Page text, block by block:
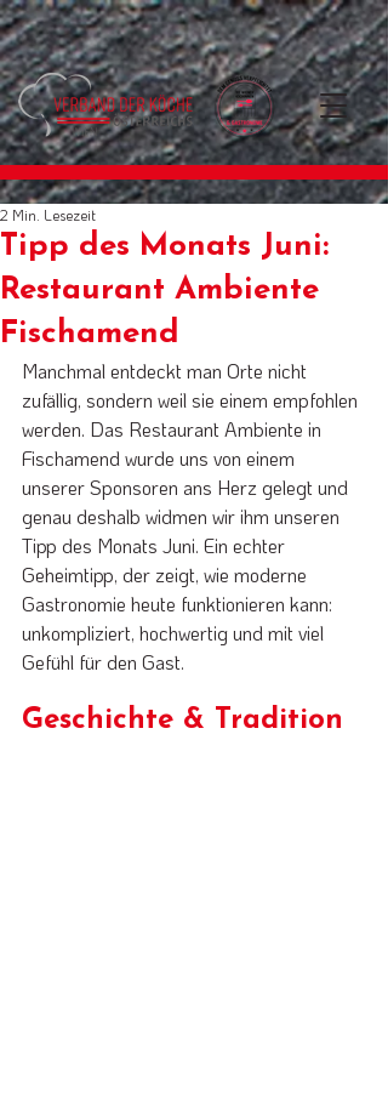
Tipp des Monats Juni:
Restaurant Ambiente
Fischamend
2 Min. Lesezeit
Manchmal entdeckt man Orte nicht
zufällig, sondern weil sie einem empfohlen
werden. Das Restaurant Ambiente in
Fischamend wurde uns von einem
unserer Sponsoren ans Herz gelegt und
genau deshalb widmen wir ihm unseren
Tipp des Monats Juni. Ein echter
Geheimtipp, der zeigt, wie moderne
Gastronomie heute funktionieren kann:
unkompliziert, hochwertig und mit viel
Gefühl für den Gast.
Geschichte & Tradition